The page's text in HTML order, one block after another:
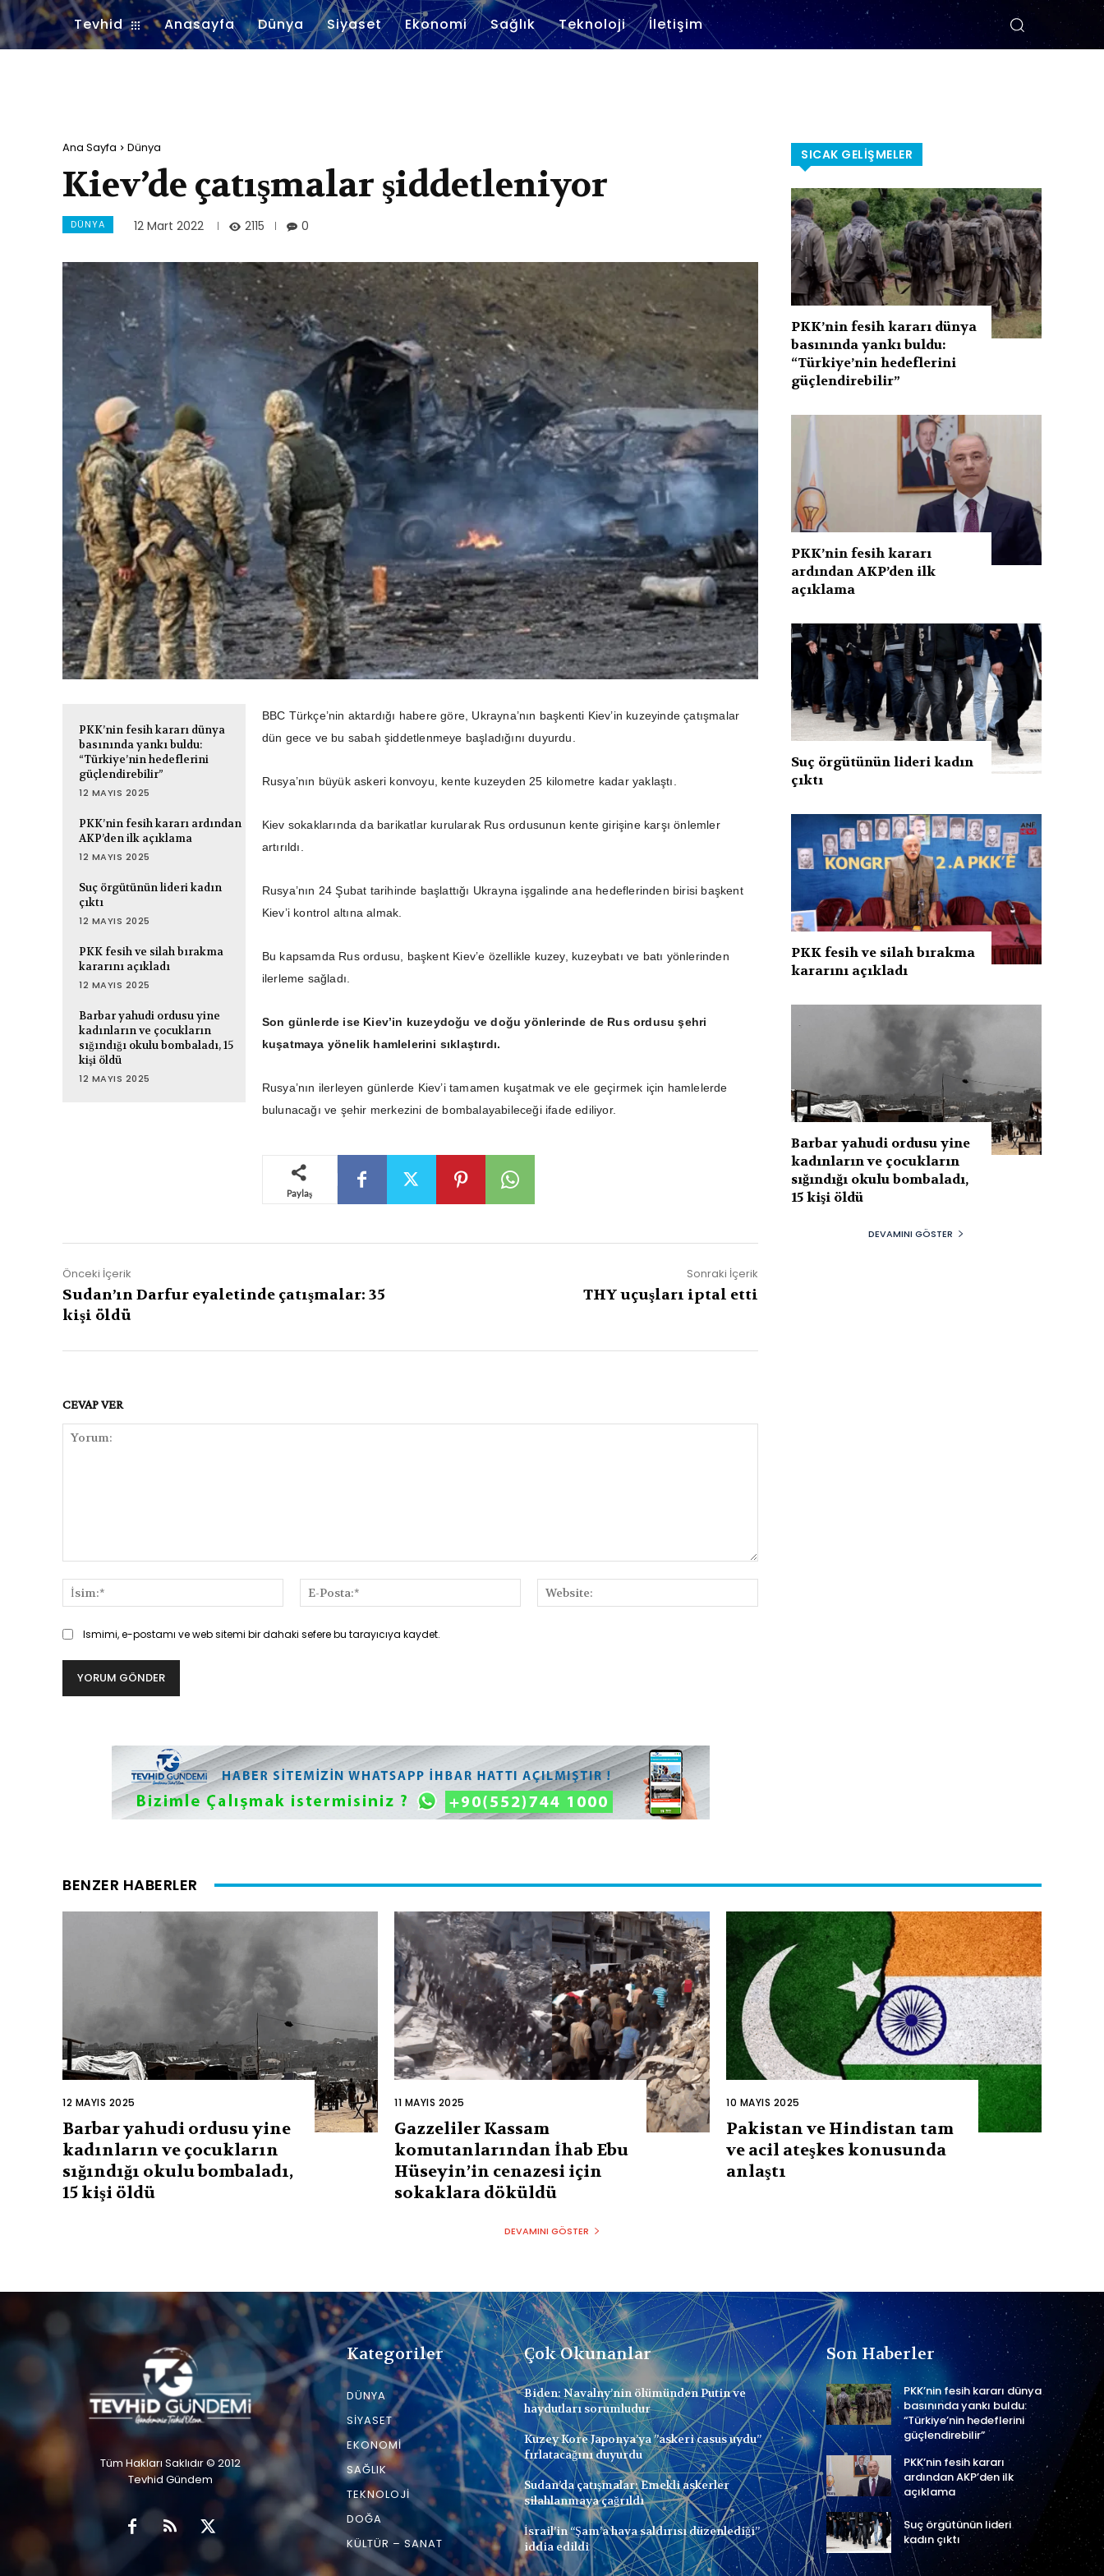
Tevhid Anasayfa Dünya Siyaset Ekonomi Sağlık Teknoloji İletişim
Ana Sayfa Dünya
Kiev’de çatışmalar şiddetleniyor
DÜNYA 12 Mart 2022 2115 0
PKK’nin fesih kararı dünya
basınında yankı buldu:
“Türkiye’nin hedeflerini
güçlendirebilir”
12 MAYIS 2025
PKK’nin fesih kararı ardından
AKP’den ilk açıklama
12 MAYIS 2025
Suç örgütünün lideri kadın
çıktı
12 MAYIS 2025
PKK fesih ve silah bırakma
kararını açıkladı
12 MAYIS 2025
Barbar yahudi ordusu yine
kadınların ve çocukların
sığındığı okulu bombaladı, 15
kişi öldü
12 MAYIS 2025
BBC Türkçe’nin aktardığı habere göre, Ukrayna’nın başkenti Kiev’in kuzeyinde çatışmalar
dün gece ve bu sabah şiddetlenmeye başladığını duyurdu.
Rusya’nın büyük askeri konvoyu, kente kuzeyden 25 kilometre kadar yaklaştı.
Kiev sokaklarında da barikatlar kurularak Rus ordusunun kente girişine karşı önlemler
artırıldı.
Rusya’nın 24 Şubat tarihinde başlattığı Ukrayna işgalinde ana hedeflerinden birisi başkent
Kiev’i kontrol altına almak.
Bu kapsamda Rus ordusu, başkent Kiev’e özellikle kuzey, kuzeybatı ve batı yönlerinden
ilerleme sağladı.
Son günlerde ise Kiev’in kuzeydoğu ve doğu yönlerinde de Rus ordusu şehri
kuşatmaya yönelik hamlelerini sıklaştırdı.
Rusya’nın ilerleyen günlerde Kiev’i tamamen kuşatmak ve ele geçirmek için hamlelerde
bulunacağı ve şehir merkezini de bombalayabileceği ifade ediliyor.
Paylaş
Önceki İçerik
Sudan’ın Darfur eyaletinde çatışmalar: 35
kişi öldü
Sonraki İçerik
THY uçuşları iptal etti
CEVAP VER
İsim:*
Posta:*
Ismimi, e-postamı ve web sitemi bir dahaki sefere bu tarayıcıya kaydet.
SICAK GELIŞMELER
PKK’nin fesih kararı dünya
basınında yankı buldu:
“Türkiye’nin hedeflerini
güçlendirebilir”
PKK’nin fesih kararı
ardından AKP’den ilk
açıklama
Suç örgütünün lideri kadın
çıktı
PKK fesih ve silah bırakma
kararını açıkladı
Barbar yahudi ordusu yine
kadınların ve çocukların
sığındığı okulu bombaladı,
15 kişi öldü
DEVAMINI GÖSTER
BENZER HABERLER
12 MAYIS 2025
Barbar yahudi ordusu yine
kadınların ve çocukların
sığındığı okulu bombaladı,
15 kişi öldü
11 MAYIS 2025
Gazzeliler Kassam
komutanlarından İhab Ebu
Hüseyin’in cenazesi için
sokaklara döküldü
10 MAYIS 2025
Pakistan ve Hindistan tam
ve acil ateşkes konusunda
anlaştı
DEVAMINI GÖSTER
Tüm Hakları Saklıdır © 2012
Tevhid Gündem
Kategoriler
DÜNYA
SIYASET
EKONOMI
SAĞLIK
TEKNOLOJI
DOĞA
KÜLTÜR – SANAT
Çok Okunanlar
Biden: Navalny’nin ölümünden Putin ve
haydutları sorumludur
Kuzey Kore Japonya’ya ”askeri casus uydu”
fırlatacağını duyurdu
Sudan’da çatışmalar: Emekli askerler
silahlanmaya çağrıldı
İsrail’in “Şam’a hava saldırısı düzenlediği”
iddia edildi
Son Haberler
PKK’nin fesih kararı dünya
basınında yankı buldu:
“Türkiye’nin hedeflerini
güçlendirebilir”
PKK’nin fesih kararı
ardından AKP’den ilk
açıklama
Suç örgütünün lideri
kadın çıktı